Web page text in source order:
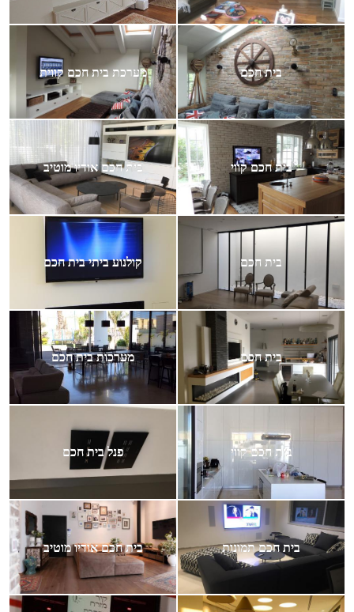
בית חכם מערכת בית חכם קווית
בית חכם קווי בית חכם אודיו מוטיב
בית חכם קולנוע ביתי בית חכם
בית חכם מערכות בית חכם
בית חכם קווי פנל בית חכם
בית חכם תמונות בית חכם אודיו מוטיב